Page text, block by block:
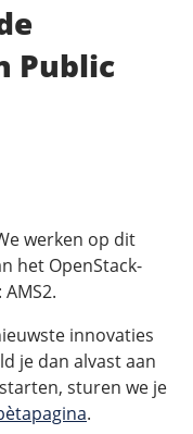
Public
werken op dit
het OpenStack-
innovaties
je dan alvast aan
sturen we je
.